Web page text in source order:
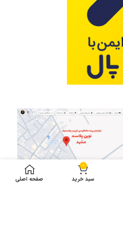
0
سبد خرید صفحه اصلی